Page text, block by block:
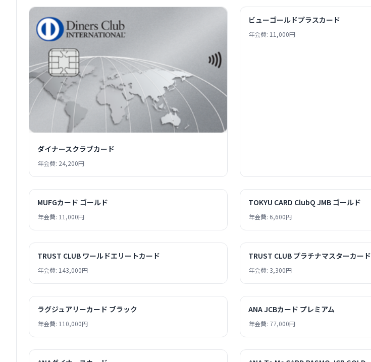
ダイナースクラブカード
年会費: 24,200円
ビューゴールドプラスカード
年会費: 11,000円
MUFGカード ゴールド
年会費: 11,000円
TOKYU CARD ClubQ JMB ゴールド
年会費: 6,600円
TRUST CLUB ワールドエリートカード
年会費: 143,000円
TRUST CLUB プラチナマスターカード
年会費: 3,300円
ラグジュアリーカード ブラック
年会費: 110,000円
ANA JCBカード プレミアム
年会費: 77,000円